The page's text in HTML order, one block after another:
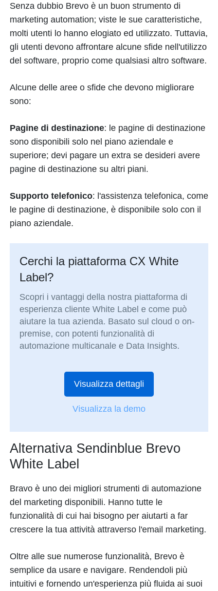
Senza dubbio Brevo è un buon strumento di
marketing automation; viste le sue caratteristiche,
molti utenti lo hanno elogiato ed utilizzato. Tuttavia,
gli utenti devono affrontare alcune sfide nell'utilizzo
del software, proprio come qualsiasi altro software.
Alcune delle aree o sfide che devono migliorare
sono:
Pagine di destinazione: le pagine di destinazione
sono disponibili solo nel piano aziendale e
superiore; devi pagare un extra se desideri avere
pagine di destinazione su altri piani.
Supporto telefonico: l'assistenza telefonica, come
le pagine di destinazione, è disponibile solo con il
piano aziendale.
Cerchi la piattaforma CX White
Label?
Scopri i vantaggi della nostra piattaforma di
esperienza cliente White Label e come può
aiutare la tua azienda. Basato sul cloud o on-
premise, con potenti funzionalità di
automazione multicanale e Data Insights.
Visualizza dettagli
Visualizza la demo
Alternativa Sendinblue Brevo
White Label
Bravo è uno dei migliori strumenti di automazione
del marketing disponibili. Hanno tutte le
funzionalità di cui hai bisogno per aiutarti a far
crescere la tua attività attraverso l'email marketing.
Oltre alle sue numerose funzionalità, Brevo è
semplice da usare e navigare. Rendendoli più
intuitivi e fornendo un'esperienza più fluida ai suoi